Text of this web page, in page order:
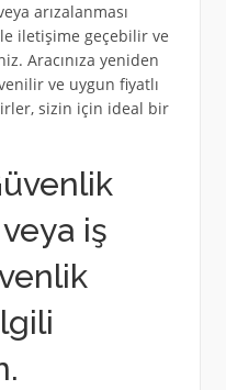
arızalanması
iletişime geçebilir ve
Aracınıza yeniden
ve uygun fiyatlı
sizin için ideal bir
iş